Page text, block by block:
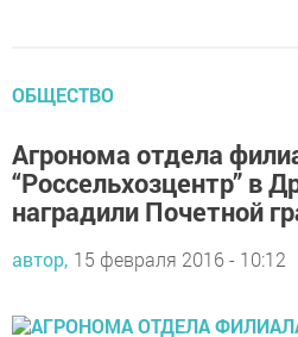
ОБЩЕСТВО
Агронома отдела
“Россельхозцентр” в
наградили Почетной
автор, 15 февраля 2016 - 10:12